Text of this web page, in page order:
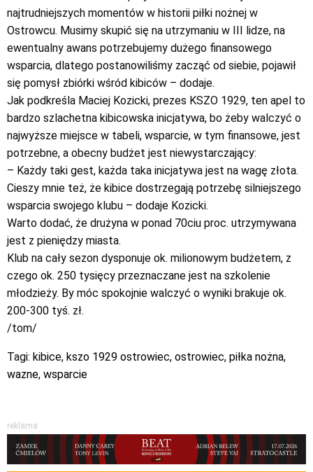
najtrudniejszych momentów w historii piłki nożnej w
Ostrowcu. Musimy skupić się na utrzymaniu w III lidze, na
ewentualny awans potrzebujemy dużego finansowego
wsparcia, dlatego postanowiliśmy zacząć od siebie, pojawił
się pomysł zbiórki wśród kibiców – dodaje.
Jak podkreśla Maciej Kozicki, prezes KSZO 1929, ten apel to
bardzo szlachetna kibicowska inicjatywa, bo żeby walczyć o
najwyższe miejsce w tabeli, wsparcie, w tym finansowe, jest
potrzebne, a obecny budżet jest niewystarczający:
– Każdy taki gest, każda taka inicjatywa jest na wagę złota.
Cieszy mnie też, że kibice dostrzegają potrzebę silniejszego
wsparcia swojego klubu – dodaje Kozicki.
Warto dodać, że drużyna w ponad 70ciu proc. utrzymywana
jest z pieniędzy miasta.
Klub na cały sezon dysponuje ok. milionowym budżetem, z
czego ok. 250 tysięcy przeznaczane jest na szkolenie
młodzieży. By móc spokojnie walczyć o wyniki brakuje ok.
200-300 tyś. zł.
/tom/
Tagi: kibice, kszo 1929 ostrowiec, ostrowiec, piłka nożna,
wazne, wsparcie
reklama